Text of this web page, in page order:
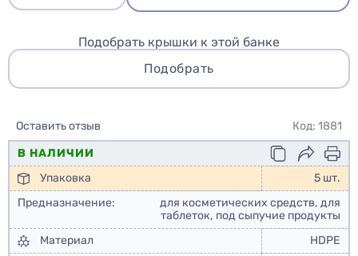
Подобрать крышки к этой банке
Подобрать
Оставить отзыв
Код: 1881
В НАЛИЧИИ
Упаковка
5 шт.
Предназначение:
для косметических средств, для
таблеток, под сыпучие продукты
Материал
HDPE